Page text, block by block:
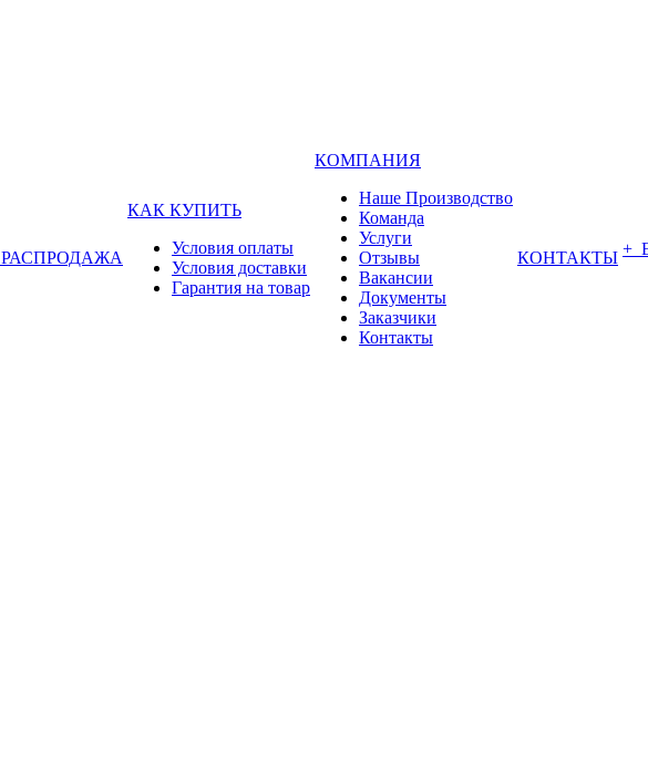
РАСПРОДАЖА
КАК КУПИТЬ
Условия оплаты
Условия доставки
Гарантия на товар
КОМПАНИЯ
Наше Производство
Команда
Услуги
Отзывы
Вакансии
Документы
Заказчики
Контакты
КОНТАКТЫ +